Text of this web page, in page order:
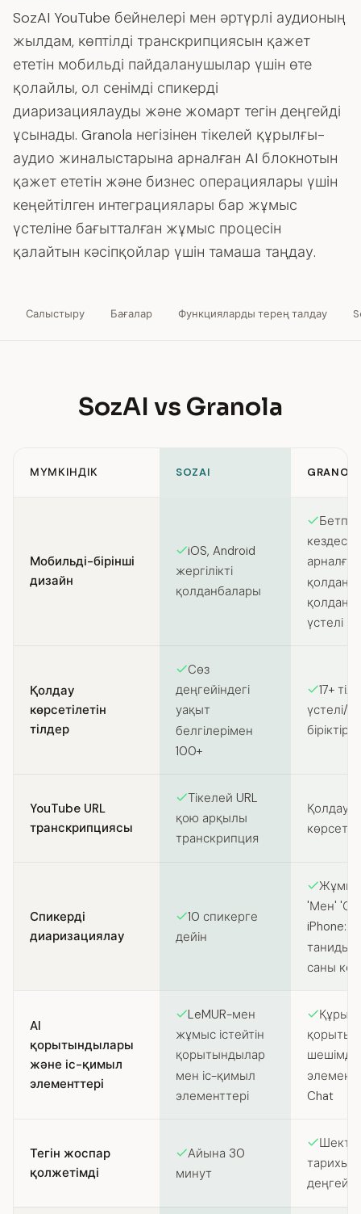
SozAI YouTube бейнелері мен әртүрлі аудионың
жылдам, көптілді транскрипциясын қажет
ететін мобильді пайдаланушылар үшін өте
қолайлы, ол сенімді спикерді
диаризациялауды және жомарт тегін деңгейді
ұсынады. Granola негізінен тікелей құрылғы-
аудио жиналыстарына арналған AI блокнотын
қажет ететін және бизнес операциялары үшін
кеңейтілген интеграциялары бар жұмыс
үстеліне бағытталған жұмыс процесін
қалайтын кәсіпқойлар үшін тамаша таңдау.
Салыстыру Бағалар Функцияларды терең талдау
SozAI vs Granola
МҮМКІНДІК SOZAI
Мобильді-бірінші
дизайн
iOS, Android
жергілікті
қолданбалары
үстелі
Қолдау
көрсетілетін
тілдер
Сөз
деңгейіндегі
уақыт
белгілерімен
100+
17+
үстелі/
YouTube URL
транскрипциясы
Тікелей URL
қою арқылы
транскрипция
Қолдау
Спикерді
диаризациялау
10 спикерге
дейін
Жұмыс
'Мен'
iPhone:
таниды
саны
AI
қорытындылары
және іс-қимыл
элементтері
LeMUR-мен
жұмыс істейтін
қорытындылар
мен іс-қимыл
элементтері
Chat
Тегін жоспар
қолжетімді
Айына 30
минут
тарихы
деңгей